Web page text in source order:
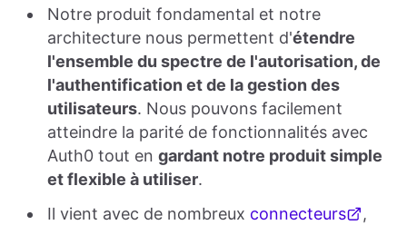
Notre produit fondamental et notre
architecture nous permettent d'étendre
l'ensemble du spectre de l'autorisation, de
l'authentification et de la gestion des
utilisateurs. Nous pouvons facilement
atteindre la parité de fonctionnalités avec
Auth0 tout en gardant notre produit simple
et flexible à utiliser.
Il vient avec de nombreux connecteurs
,